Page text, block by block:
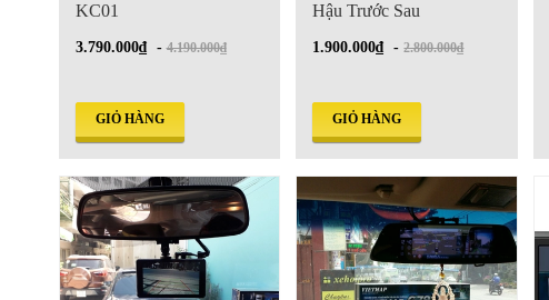
KC01
3.790.000₫ -4.190.000₫
GIỎ HÀNG
Hậu Trước Sau
1.900.000₫ -2.800.000₫
GIỎ HÀNG